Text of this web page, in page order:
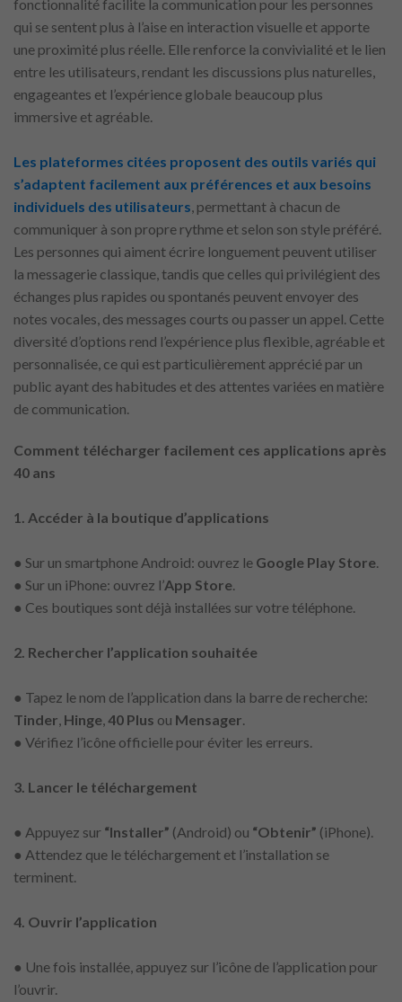
fonctionnalité facilite la communication pour les personnes
qui se sentent plus à l’aise en interaction visuelle et apporte
une proximité plus réelle. Elle renforce la convivialité et le lien
entre les utilisateurs, rendant les discussions plus naturelles,
engageantes et l’expérience globale beaucoup plus
immersive et agréable.
Les plateformes citées proposent des outils variés qui
s’adaptent facilement aux préférences et aux besoins
individuels des utilisateurs, permettant à chacun de
communiquer à son propre rythme et selon son style préféré.
Les personnes qui aiment écrire longuement peuvent utiliser
la messagerie classique, tandis que celles qui privilégient des
échanges plus rapides ou spontanés peuvent envoyer des
notes vocales, des messages courts ou passer un appel. Cette
diversité d’options rend l’expérience plus flexible, agréable et
personnalisée, ce qui est particulièrement apprécié par un
public ayant des habitudes et des attentes variées en matière
de communication.
Comment télécharger facilement ces applications après
40 ans
1. Accéder à la boutique d’applications
● Sur un smartphone Android: ouvrez le Google Play Store.
● Sur un iPhone: ouvrez l’App Store.
● Ces boutiques sont déjà installées sur votre téléphone.
2. Rechercher l’application souhaitée
● Tapez le nom de l’application dans la barre de recherche:
Tinder, Hinge,40 Plus ou Mensager.
● Vérifiez l’icône officielle pour éviter les erreurs.
3. Lancer le téléchargement
● Appuyez sur “Installer” (Android) ou “Obtenir” (iPhone).
● Attendez que le téléchargement et l’installation se
terminent.
4. Ouvrir l’application
● Une fois installée, appuyez sur l’icône de l’application pour
l’ouvrir.